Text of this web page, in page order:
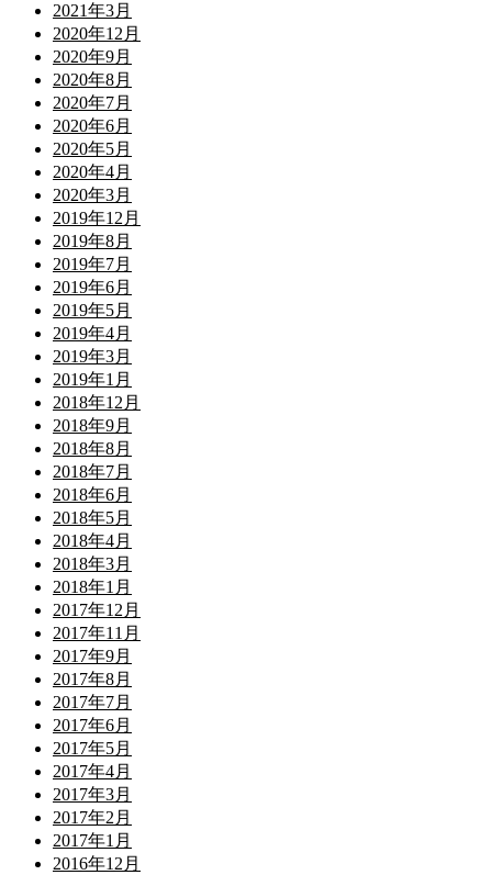
2021年3月
2020年12月
2020年9月
2020年8月
2020年7月
2020年6月
2020年5月
2020年4月
2020年3月
2019年12月
2019年8月
2019年7月
2019年6月
2019年5月
2019年4月
2019年3月
2019年1月
2018年12月
2018年9月
2018年8月
2018年7月
2018年6月
2018年5月
2018年4月
2018年3月
2018年1月
2017年12月
2017年11月
2017年9月
2017年8月
2017年7月
2017年6月
2017年5月
2017年4月
2017年3月
2017年2月
2017年1月
2016年12月